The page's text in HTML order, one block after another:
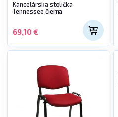
Kancelárska stolička
Tennessee čierna
69,10 €